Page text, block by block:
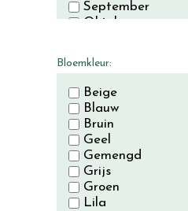
September
Oktober
Bloemkleur:
Beige
Blauw
Bruin
Geel
Gemengd
Grijs
Groen
Lila